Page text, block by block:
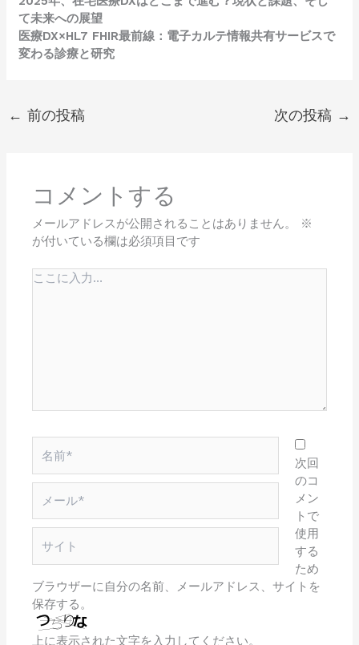
て未来への展望
医療DX×HL7 FHIR最前線：電子カルテ情報共有サービスで
変わる診療と研究
← 前の投稿 次の投稿 →
コメントする
メールアドレスが公開されることはありません。
※
が付いている欄は必須項目です
こ
前
*
ー
ル
次回
のコ
メン
トで
使用
する
ため
ブラウザーに自分の名前、メールアドレス、サイトを
保存する。
上に表示された文字を入力してください。